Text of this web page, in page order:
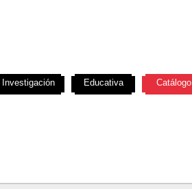
Investigación Educativa Catálogo